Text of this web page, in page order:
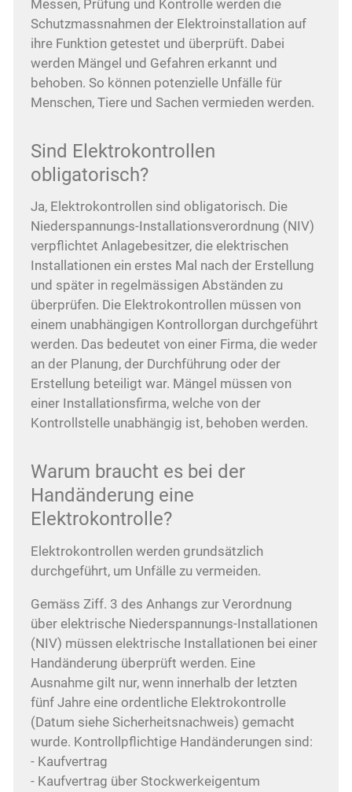
Messen, Prüfung und Kontrolle werden die
Schutzmassnahmen der Elektroinstallation auf
ihre Funktion getestet und überprüft. Dabei
werden Mängel und Gefahren erkannt und
behoben. So können potenzielle Unfälle für
Menschen, Tiere und Sachen vermieden werden.
Sind Elektrokontrollen
obligatorisch?
Ja, Elektrokontrollen sind obligatorisch. Die
Niederspannungs-Installationsverordnung (NIV)
verpflichtet Anlagebesitzer, die elektrischen
Installationen ein erstes Mal nach der Erstellung
und später in regelmässigen Abständen zu
überprüfen. Die Elektrokontrollen müssen von
einem unabhängigen Kontrollorgan durchgeführt
werden. Das bedeutet von einer Firma, die weder
an der Planung, der Durchführung oder der
Erstellung beteiligt war. Mängel müssen von
einer Installationsfirma, welche von der
Kontrollstelle unabhängig ist, behoben werden.
Warum braucht es bei der
Handänderung eine
Elektrokontrolle?
Elektrokontrollen werden grundsätzlich
durchgeführt, um Unfälle zu vermeiden.
Gemäss Ziff. 3 des Anhangs zur Verordnung
über elektrische Niederspannungs-Installationen
(NIV) müssen elektrische Installationen bei einer
Handänderung überprüft werden. Eine
Ausnahme gilt nur, wenn innerhalb der letzten
fünf Jahre eine ordentliche Elektrokontrolle
(Datum siehe Sicherheitsnachweis) gemacht
wurde. Kontrollpflichtige Handänderungen sind:
- Kaufvertrag
- Kaufvertrag über Stockwerkeigentum